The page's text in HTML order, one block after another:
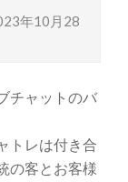
年10月28
チャットのバ
トレは付き合
の客とお客様